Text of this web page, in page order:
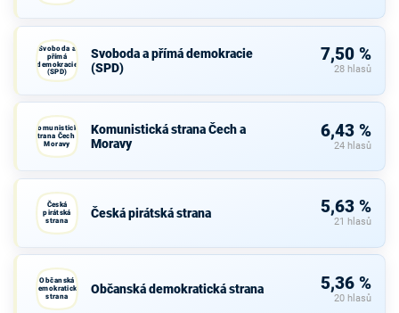
Svoboda a
přímá
demokracie
(SPD)
Svoboda a přímá demokracie
(SPD)
7,50 %
28 hlasů
Komunistická
strana Čech a
Moravy
Komunistická strana Čech a
Moravy
6,43 %
24 hlasů
Česká
pirátská
strana
Česká pirátská strana 5,63 %
21 hlasů
Občanská
demokratická
strana
Občanská demokratická strana 5,36 %
20 hlasů